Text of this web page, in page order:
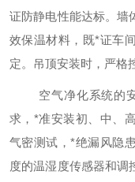
证防静电性能达标。墙
效保温材料，既*证车
定。吊顶安装时，严格
空气净化系统的
求，*准安装初、中、
气密测试，*绝漏风隐
度的温湿度传感器和调